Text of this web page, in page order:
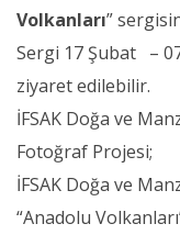
Volkanları”
Sergi 17 Şubat –
ziyaret edilebilir.
İFSAK Doğa ve
Fotoğraf Projesi;
İFSAK Doğa ve
“Anadolu